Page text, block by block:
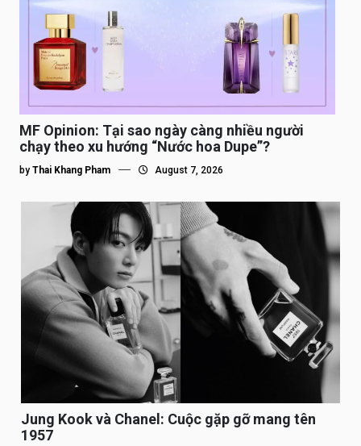
MF Opinion: Tại sao ngày càng nhiều người
chạy theo xu hướng “Nước hoa Dupe”?
by Thai Khang Pham August 7, 2026
Jung Kook và Chanel: Cuộc gặp gỡ mang tên
1957